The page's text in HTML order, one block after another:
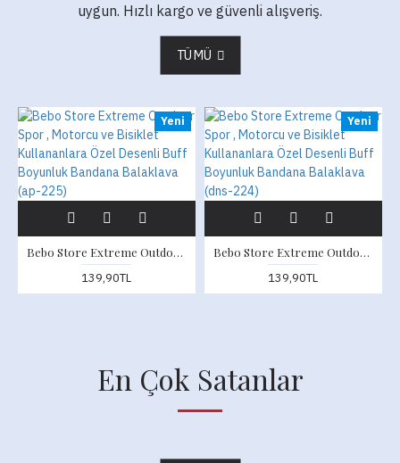
uygun. Hızlı kargo ve güvenli alışveriş.
TÜMÜ
Yeni
Bebo Store Extreme Outdoor Spor , Motorcu ve Bisiklet Kullananlara Özel Desenli Buff Boyunluk Bandana Balaklava (ap-225)
139,90TL
Yeni
Bebo Store Extreme Outdoor Spor , Motorcu ve Bisiklet Kullananlara Özel Desenli Buff Boyunluk Bandana Balaklava (dns-224)
139,90TL
En Çok Satanlar